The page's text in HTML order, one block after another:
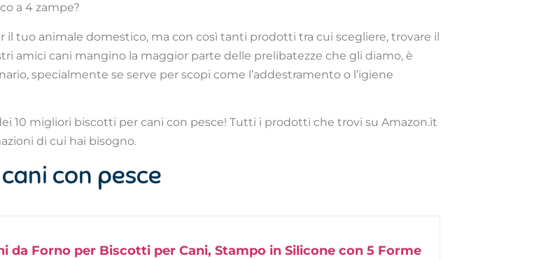
a 4 zampe?
tuo animale domestico, ma con così tanti prodotti tra cui scegliere, trovare il
amici cani mangino la maggior parte delle prelibatezze che gli diamo, è
specialmente se serve per scopi come l’addestramento o l’igiene
10 migliori biscotti per cani con pesce! Tutti i prodotti che trovi su Amazon.it
di cui hai bisogno.
con pesce
da Forno per Biscotti per Cani, Stampo in Silicone con 5 Forme